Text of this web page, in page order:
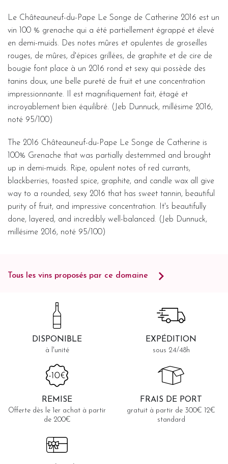
Le Châteauneuf-du-Pape Le Songe de Catherine 2016 est un
vin 100 % grenache qui a été partiellement égrappé et élevé
en demi-muids. Des notes mûres et opulentes de groseilles
rouges, de mûres, d'épices grillées, de graphite et de cire de
bougie font place à un 2016 rond et sexy qui possède des
tanins doux, une belle pureté de fruit et une concentration
impressionnante. Il est magnifiquement fait, étagé et
incroyablement bien équilibré. (Jeb Dunnuck, millésime 2016,
noté 95/100)
The 2016 Châteauneuf-du-Pape Le Songe de Catherine is
100% Grenache that was partially destemmed and brought
up in demi-muids. Ripe, opulent notes of red currants,
blackberries, toasted spice, graphite, and candle wax all give
way to a rounded, sexy 2016 that has sweet tannin, beautiful
purity of fruit, and impressive concentration. It's beautifully
done, layered, and incredibly well-balanced. (Jeb Dunnuck,
millésime 2016, noté 95/100)
Tous les vins proposés par ce domaine
DISPONIBLE
à l'unité
EXPÉDITION
sous 24/48h
REMISE
Offerte dès le 1er achat à partir
de 200€
FRAIS DE PORT
gratuit à partir de 300€ 12€
standard